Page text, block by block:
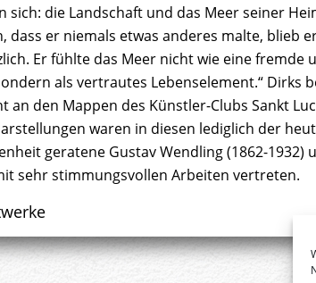
sich: die Landschaft und das Meer seiner
dass er niemals etwas anderes malte, blieb
Er fühlte das Meer nicht wie eine fremde
als vertrautes Lebenselement.“ Dirks
an den Mappen des Künstler-Clubs Sankt
waren in diesen lediglich der
geratene Gustav Wendling (1862-1932)
sehr stimmungsvollen Arbeiten vertreten.